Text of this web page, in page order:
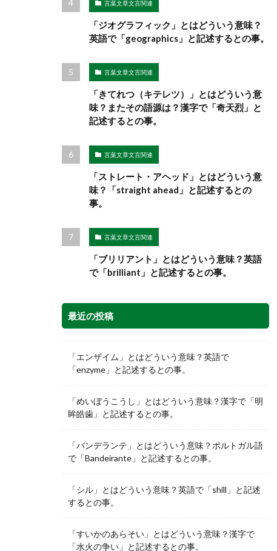
言葉文章文言関連
「ジオグラフィック」とはどういう意味？
英語で「geographics」と記述するとの事。
言葉文章文言関連
「きてれつ（キテレツ）」とはどういう意
味？またその語源は？漢字で「奇天烈」と
記述するとの事。
言葉文章文言関連
「ストレート・アヘッド」とはどういう意
味？「straight ahead」と記述するとの
事。
言葉文章文言関連
「ブリリアント」とはどういう意味？英語
で「brilliant」と記述するとの事。
最近の投稿
「エンザイム」とはどういう意味？英語で
「enzyme」と記述するとの事。
「めいぼうこうし」とはどういう意味？漢字で「明
眸皓歯」と記述するとの事。
「バンデランテ」とはどういう意味？ポルトガル語
で「Bandeirante」と記述するとの事。
「シル」とはどういう意味？英語で「shill」と記述
するとの事。
「すいかのあらそい」とはどういう意味？漢字で
「水火の争い」と記述するとの事。